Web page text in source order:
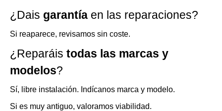
¿Dais garantía en las reparaciones?
Si reaparece, revisamos sin coste.
¿Reparáis todas las marcas y
modelos?
Sí, libre instalación. Indícanos marca y modelo.
Si es muy antiguo, valoramos viabilidad.